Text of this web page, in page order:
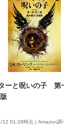
ーと呪いの子 第
12 01:28時点 | Amazon調